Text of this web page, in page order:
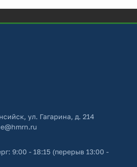
ул. Гагарина, д. 214
9:00 - 18:15 (перерыв 13:00 -